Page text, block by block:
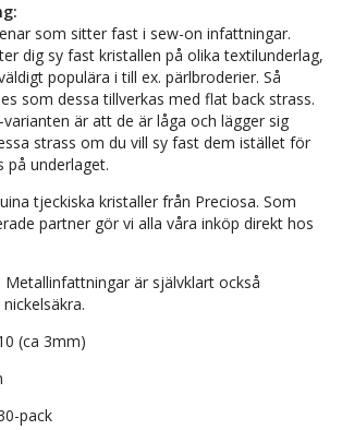
som sitter fast i sew-on infattningar.
dig sy fast kristallen på olika textilunderlag,
populära i till ex. pärlbroderier. Så
som dessa tillverkas med flat back strass.
är att de är låga och lägger sig
strass om du vill sy fast dem istället för
på underlaget.
tjeckiska kristaller från Preciosa. Som
partner gör vi alla våra inköp direkt hos
Metallinfattningar är självklart också
(ca 3mm)
pack